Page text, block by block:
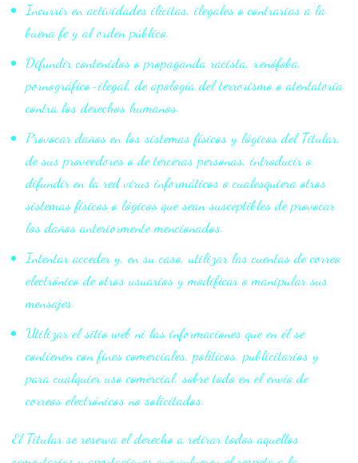
Incurrir en actividades ilícitas, ilegales o contrarias a la
buena fe y al orden público.
Difundir contenidos o propaganda racista, xenófoba,
pornográfico-ilegal, de apología del terrorismo o atentatoria
contra los derechos humanos.
Provocar daños en los sistemas físicos y lógicos del Titular,
de sus proveedores o de terceras personas, introducir o
difundir en la red virus informáticos o cualesquiera otros
sistemas físicos o lógicos que sean susceptibles de provocar
los daños anteriormente mencionados.
Intentar acceder y, en su caso, utilizar las cuentas de correo
electrónico de otros usuarios y modificar o manipular sus
mensajes.
Utilizar el sitio web ni las informaciones que en él se
contienen con fines comerciales, políticos, publicitarios y
para cualquier uso comercial, sobre todo en el envío de
correos electrónicos no solicitados.
El Titular se reserva el derecho a retirar todos aquellos